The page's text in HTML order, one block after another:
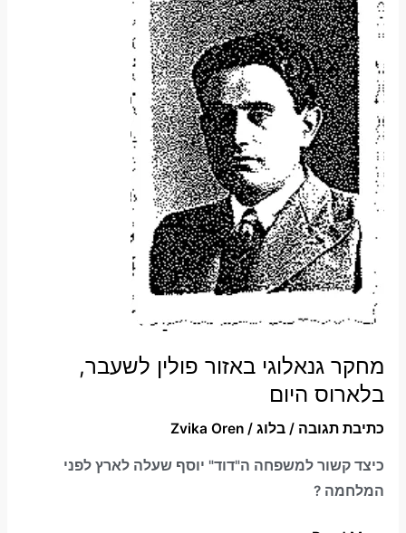
מחקר גנאלוגי באזור פולין לשעבר,
בלארוס היום
כתיבת תגובה / בלוג/
Zvika Oren
כיצד קשור למשפחה ה"דוד" יוסף שעלה לארץ לפני
המלחמה ?
גנאלוגי
באזור
פולין
לשעבר,
בלארוס
היום